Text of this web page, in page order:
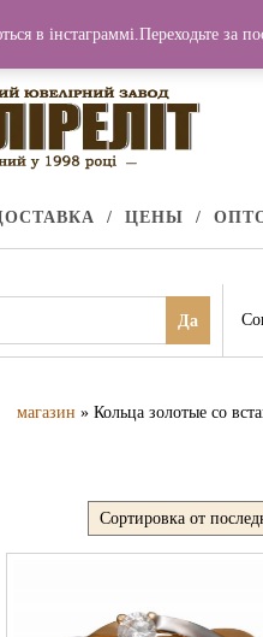
ЦЕНЫ
Да
магазин » Кольца золотые со
в інстаграммі.Переходьте за